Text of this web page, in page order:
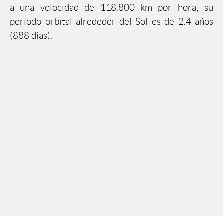
a una velocidad de 118.800 km por hora; su
período orbital alrededor del Sol es de 2.4 años
(888 días).